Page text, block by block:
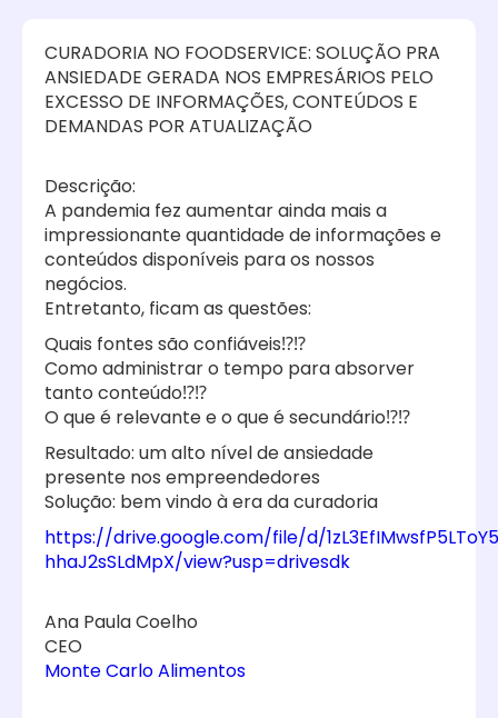
CURADORIA NO FOODSERVICE: SOLUÇÃO PRA
ANSIEDADE GERADA NOS EMPRESÁRIOS PELO
EXCESSO DE INFORMAÇÕES, CONTEÚDOS E
DEMANDAS POR ATUALIZAÇÃO
Descrição:
A pandemia fez aumentar ainda mais a
impressionante quantidade de informações e
conteúdos disponíveis para os nossos
negócios.
Entretanto, ficam as questões:
Quais fontes são confiáveis⁉️⁉️
Como administrar o tempo para absorver
tanto conteúdo⁉️⁉️
O que é relevante e o que é secundário⁉️⁉️
Resultado: um alto nível de ansiedade
presente nos empreendedores
Solução: bem vindo à era da curadoria
https://drive.google.com/file/d/
hhaJ2sSLdMpX/view?usp=drivesdk
Ana Paula Coelho
CEO
Monte Carlo Alimentos